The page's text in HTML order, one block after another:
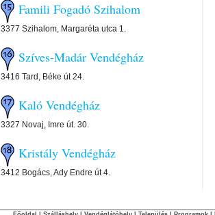
Famili Fogadó Szihalom
3377 Szihalom, Margaréta utca 1.
Szíves-Madár Vendégház
3416 Tard, Béke út 24.
Kaló Vendégház
3327 Novaj, Imre út. 30.
Kristály Vendégház
3412 Bogács, Ady Endre út 4.